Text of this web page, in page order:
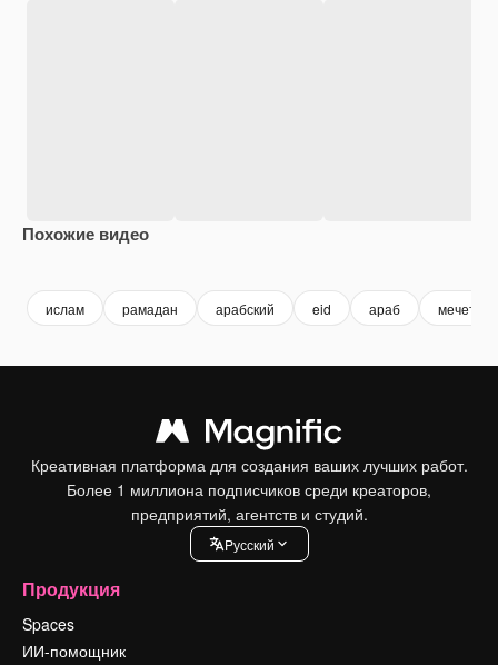
Похожие видео
ислам рамадан арабский eid араб мечеть
Креативная платформа для создания ваших лучших работ.
Более 1 миллиона подписчиков среди креаторов,
предприятий, агентств и студий.
Pусский
Продукция
Spaces
ИИ-помощник